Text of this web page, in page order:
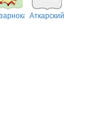
Аткарский